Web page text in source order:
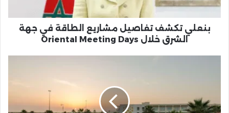
الشرق
خلال
Oriental
بنعلي تكشف تفاصيل مشاريع الطاقة في جهة
الشرق خلال Oriental Meeting Days
وفكيك